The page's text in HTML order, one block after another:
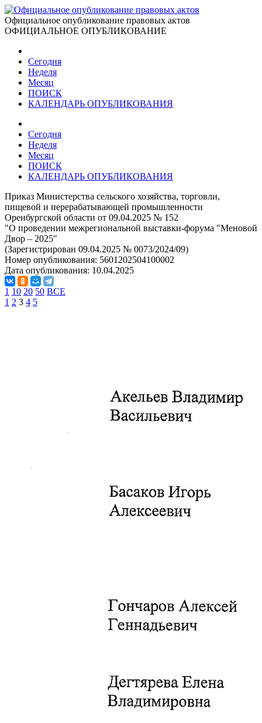
Официальное опубликование правовых актов
ОФИЦИАЛЬНОЕ ОПУБЛИКОВАНИЕ
Сегодня
Неделя
Месяц
ПОИСК
КАЛЕНДАРЬ ОПУБЛИКОВАНИЯ
Сегодня
Неделя
Месяц
ПОИСК
КАЛЕНДАРЬ ОПУБЛИКОВАНИЯ
Приказ Министерства сельского хозяйства, торговли,
пищевой и перерабатывающей промышленности
Оренбургской области от 09.04.2025 № 152
"О проведении межрегиональной выставки-форума "Меновой
Двор – 2025"
(Зарегистрирован 09.04.2025 № 0073/2024/09)
Номер опубликования: 5601202504100002
Дата опубликования: 10.04.2025
1 10 20 50 ВСЕ
1 2 3 4 5